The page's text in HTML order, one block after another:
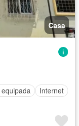
Casa
Internet